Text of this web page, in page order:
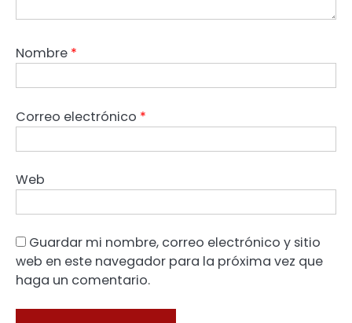
Nombre *
Correo electrónico *
Web
Guardar mi nombre, correo electrónico y sitio
web en este navegador para la próxima vez que
haga un comentario.